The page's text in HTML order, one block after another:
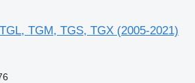
TGM, TGS, TGX (2005-2021)